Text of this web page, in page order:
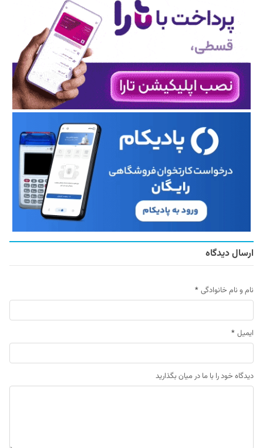
ارسال دیدگاه
نام و نام خانوادگی *
ایمیل *
دیدگاه خود را با ما در میان بگذارید